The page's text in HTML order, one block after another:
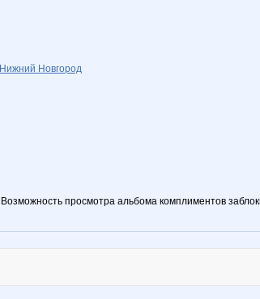
Нижний Новгород
Возможность просмотра альбома комплиментов